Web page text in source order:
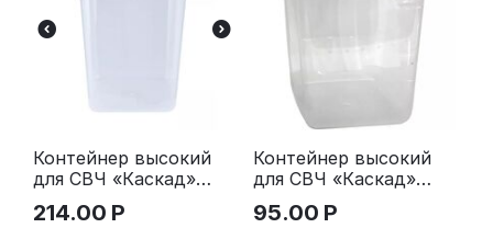
Контейнер высокий
для СВЧ «Каскад»
квадро 2,4 л.
214.00 Р
Контейнер высокий
для СВЧ «Каскад»
квадро 1 л.
95.00 Р